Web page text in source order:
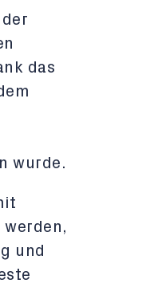
das
wurde.
und